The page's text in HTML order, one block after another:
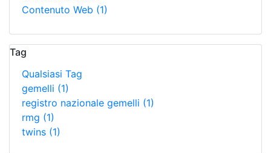
Contenuto Web (1)
Tag
Qualsiasi Tag
gemelli (1)
registro nazionale gemelli (1)
rmg (1)
twins (1)